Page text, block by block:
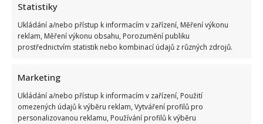
Statistiky
Ukládání a/nebo přístup k informacím v zařízení, Měření výkonu
reklam, Měření výkonu obsahu, Porozumění publiku
prostřednictvím statistik nebo kombinací údajů z různých zdrojů.
Marketing
Ukládání a/nebo přístup k informacím v zařízení, Použití
omezených údajů k výběru reklam, Vytváření profilů pro
personalizovanou reklamu, Používání profilů k výběru